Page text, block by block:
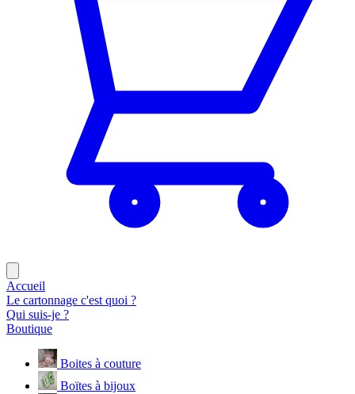
Accueil
Le cartonnage c'est quoi ?
Qui suis-je ?
Boutique
Boites à couture
Boïtes à bijoux